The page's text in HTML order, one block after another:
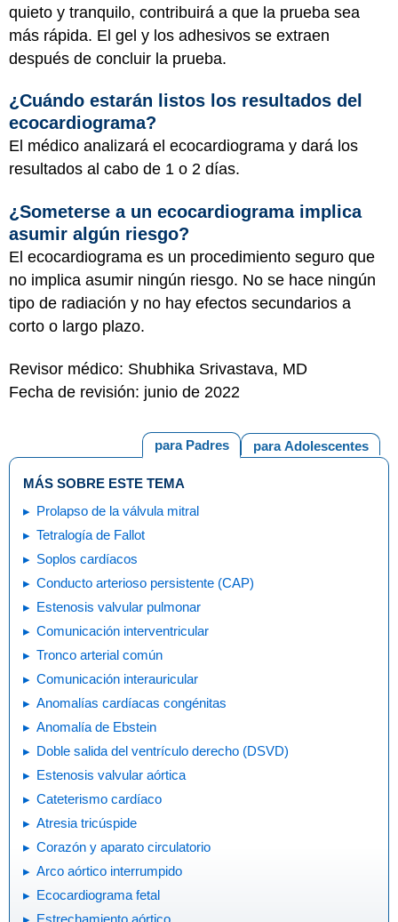
quieto y tranquilo, contribuirá a que la prueba sea
más rápida. El gel y los adhesivos se extraen
después de concluir la prueba.
¿Cuándo estarán listos los resultados del
ecocardiograma?
El médico analizará el ecocardiograma y dará los
resultados al cabo de 1 o 2 días.
¿Someterse a un ecocardiograma implica
asumir algún riesgo?
El ecocardiograma es un procedimiento seguro que
no implica asumir ningún riesgo. No se hace ningún
tipo de radiación y no hay efectos secundarios a
corto o largo plazo.
Revisor médico: Shubhika Srivastava, MD
Fecha de revisión: junio de 2022
para Adolescentes
para Padres
MÁS SOBRE ESTE TEMA
Prolapso de la válvula mitral
Tetralogía de Fallot
Soplos cardíacos
Conducto arterioso persistente (CAP)
Estenosis valvular pulmonar
Comunicación interventricular
Tronco arterial común
Comunicación interauricular
Anomalías cardíacas congénitas
Anomalía de Ebstein
Doble salida del ventrículo derecho (DSVD)
Estenosis valvular aórtica
Cateterismo cardíaco
Atresia tricúspide
Corazón y aparato circulatorio
Arco aórtico interrumpido
Ecocardiograma fetal
Estrechamiento aórtico